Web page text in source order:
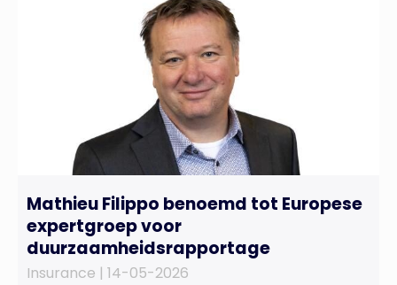
Mathieu Filippo benoemd tot Europese
expertgroep voor
duurzaamheidsrapportage
Insurance | 14-05-2026